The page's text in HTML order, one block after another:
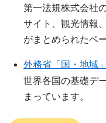
第一法規株式会社
サイト、観光情報
がまとめられたペ
外務省「国・地域
世界各国の基礎デ
まっています。